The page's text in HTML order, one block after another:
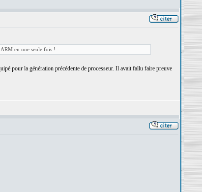
en une seule fois !
pour la génération précédente de processeur. Il avait fallu faire preuve